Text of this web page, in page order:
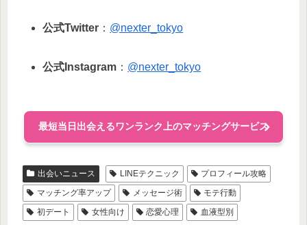
公式Twitter ： @nexter_tokyo
公式Instagram ： @nexter_tokyo
最短当日出会えるワンランク上のマッチングサービス
出会いニュース LINEテクニック
プロフィール攻略
マッチング率アップ
メッセージ術
モテ行動
初デート
女性向け 恋愛心理 血液型別